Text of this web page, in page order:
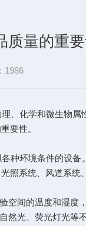
质量的重
1986
化学和微生物属
要性。
种环境条件的设
照系统、风道系统
间的温度和湿度
光、荧光灯光等